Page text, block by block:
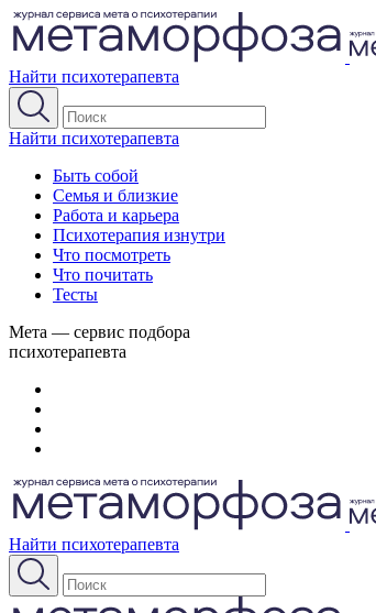
Найти психотерапевта
Найти психотерапевта
Быть собой
Семья и близкие
Работа и карьера
Психотерапия изнутри
Что посмотреть
Что почитать
Тесты
Мета — сервис подбора
психотерапевта
Найти психотерапевта